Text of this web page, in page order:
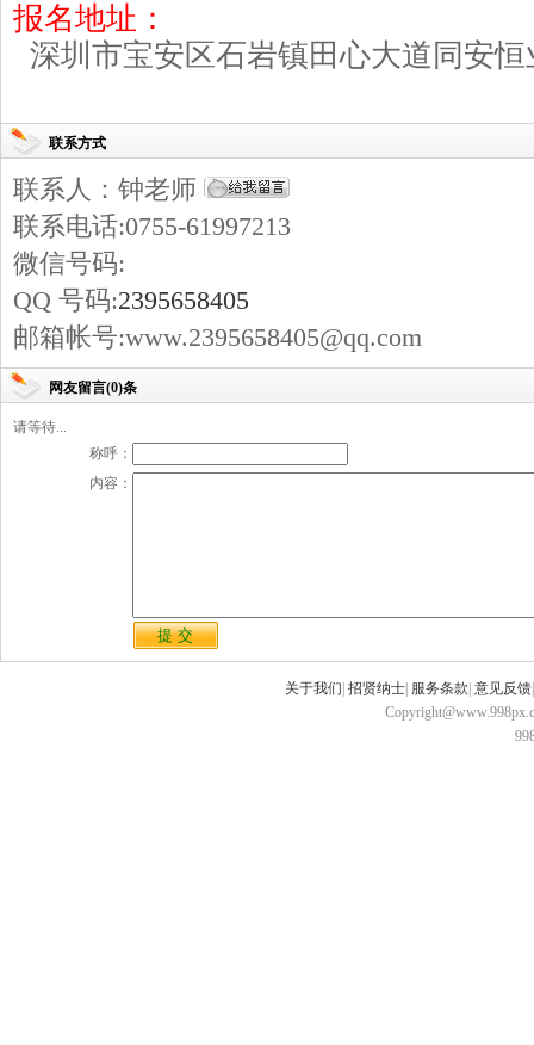
报名地址：
深圳市宝安区石岩镇田心大道同安
联系方式
联系人：钟老师
联系电话:0755-61997213
微信号码:
QQ 号码:2395658405
邮箱帐号:www.2395658405@qq.com
网友留言(0)条
请等待...
称呼：
内容：
关于我们 招贤纳士 服务条款 意见反馈